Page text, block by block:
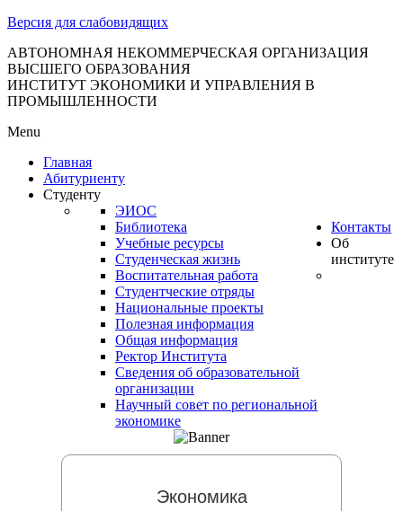
Версия для слабовидящих
АВТОНОМНАЯ НЕКОММЕРЧЕСКАЯ ОРГАНИЗАЦИЯ
ВЫСШЕГО ОБРАЗОВАНИЯ
ИНСТИТУТ ЭКОНОМИКИ И УПРАВЛЕНИЯ В
ПРОМЫШЛЕННОСТИ
Menu
Главная
Абитуриенту
Студенту
ЭИОС
Библиотека
Учебные ресурсы
Студенческая жизнь
Воспитательная работа
Студентческие отряды
Национальные проекты
Полезная информация
Контакты
Об
институте
Общая информация
Ректор Института
Сведения об образовательной
организации
Научный совет по региональной
экономике
Экономика